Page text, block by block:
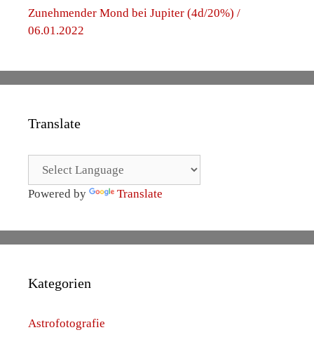
Zunehmender Mond bei Jupiter (4d/20%) /
06.01.2022
Translate
Powered by Translate
Kategorien
Astrofotografie